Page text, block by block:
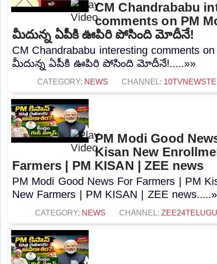
CM Chandrababu
comments on PM
మీదున్న ఏపీకి ఊపిరి పోసింది మోదీనే!
CM Chandrababu interesting comments
మీదున్న ఏపీకి ఊపిరి పోసింది మోదీనే!.....»»
CATEGORY: NEWS CHANNEL:
PM Modi Good
Kisan New
Farmers | PM KISAN | ZEE news
PM Modi Good News For Farmers | PM
New Farmers | PM KISAN | ZEE
CATEGORY: NEWS CHANNEL: